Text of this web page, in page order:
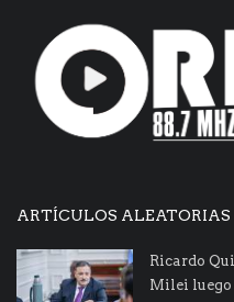
ARTÍCULOS ALEATORIAS
Ricardo
Milei luego